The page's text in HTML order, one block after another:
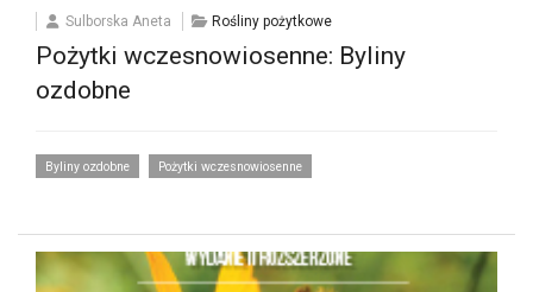
Sulborska Aneta Rośliny pożytkowe
Pożytki wczesnowiosenne: Byliny
ozdobne
Byliny ozdobne Pożytki wczesnowiosenne